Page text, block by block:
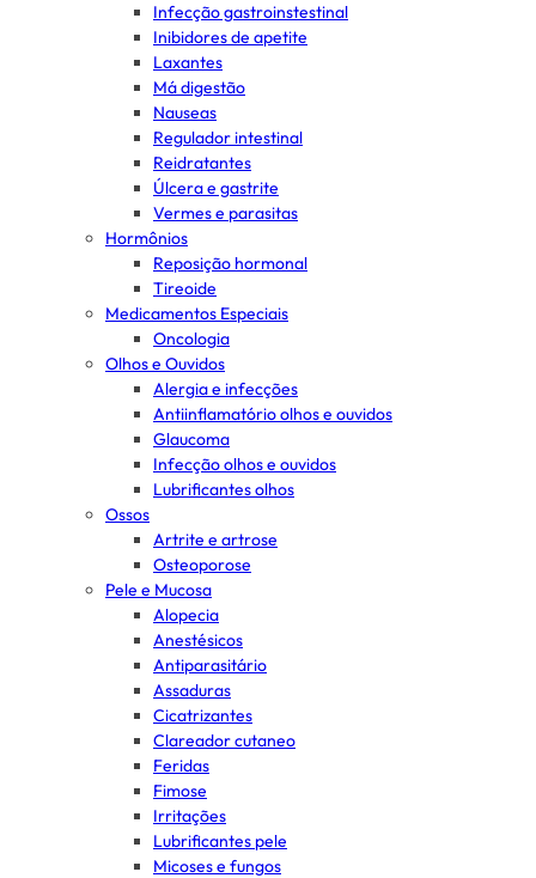
Infecção gastroinstestinal
Inibidores de apetite
Laxantes
Má digestão
Nauseas
Regulador intestinal
Reidratantes
Úlcera e gastrite
Vermes e parasitas
Hormônios
Reposição hormonal
Tireoide
Medicamentos Especiais
Oncologia
Olhos e Ouvidos
Alergia e infecções
Antiinflamatório olhos e ouvidos
Glaucoma
Infecção olhos e ouvidos
Lubrificantes olhos
Ossos
Artrite e artrose
Osteoporose
Pele e Mucosa
Alopecia
Anestésicos
Antiparasitário
Assaduras
Cicatrizantes
Clareador cutaneo
Feridas
Fimose
Irritações
Lubrificantes pele
Micoses e fungos